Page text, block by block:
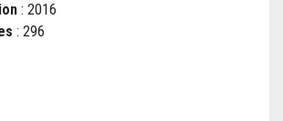
: 2016
: 296